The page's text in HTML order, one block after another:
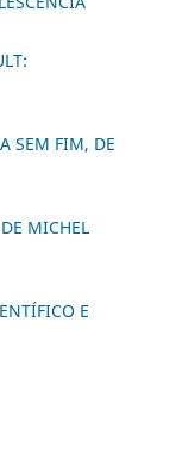
SEM FIM, DE
MICHEL
E